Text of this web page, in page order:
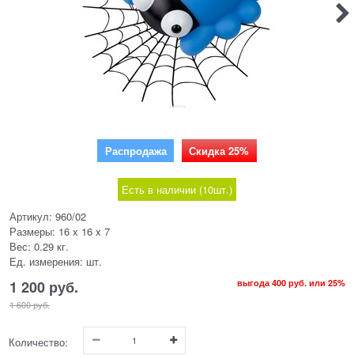
Распродажа Скидка 25%
Есть в наличии (10шт.)
Артикул: 960/02
Размеры: 16 x 16 x 7
Вес: 0.29 кг.
Ед. измерения: шт.
1 600 руб.
1 200 руб. выгода 400 руб.или 25%
Количество: